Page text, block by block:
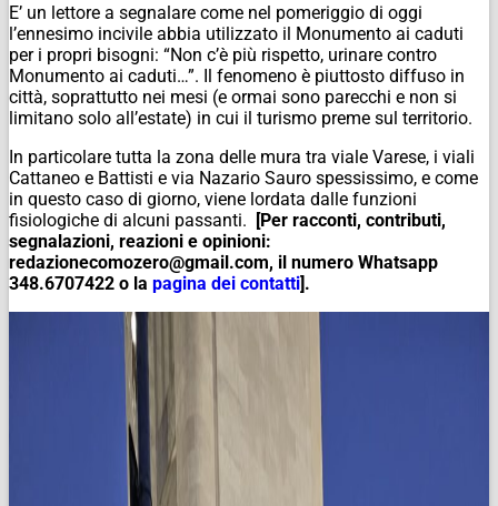
E’ un lettore a segnalare come nel pomeriggio di oggi
l’ennesimo incivile abbia utilizzato il Monumento ai caduti
per i propri bisogni: “Non c’è più rispetto, urinare contro
Monumento ai caduti…”. Il fenomeno è piuttosto diffuso in
città, soprattutto nei mesi (e ormai sono parecchi e non si
limitano solo all’estate) in cui il turismo preme sul territorio.
In particolare tutta la zona delle mura tra viale Varese, i viali
Cattaneo e Battisti e via Nazario Sauro spessissimo, e come
in questo caso di giorno, viene lordata dalle funzioni
fisiologiche di alcuni passanti.
[Per racconti, contributi,
segnalazioni, reazioni e opinioni:
redazionecomozero@gmail.com, il numero Whatsapp
348.6707422 o la pagina dei contatti].